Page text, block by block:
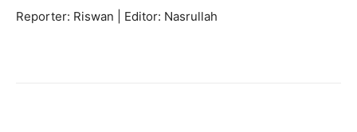
Reporter: Riswan | Editor: Nasrullah